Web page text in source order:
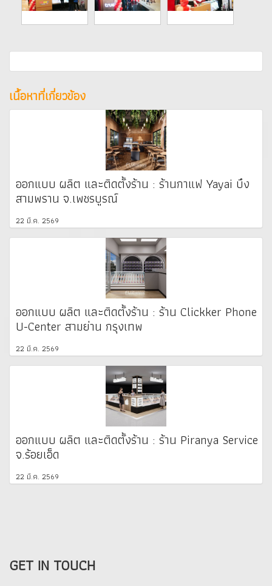
เนื้อหาที่เกี่ยวข้อง
ออกแบบ ผลิต และติดตั้งร้าน : ร้านกาแฟ Yayai บึง
สามพราน จ.เพชรบูรณ์
22 มี.ค. 2569
ออกแบบ ผลิต และติดตั้งร้าน : ร้าน Clickker Phone
U-Center สามย่าน กรุงเทพ
22 มี.ค. 2569
ออกแบบ ผลิต และติดตั้งร้าน : ร้าน Piranya Service
จ.ร้อยเอ็ด
22 มี.ค. 2569
GET IN TOUCH